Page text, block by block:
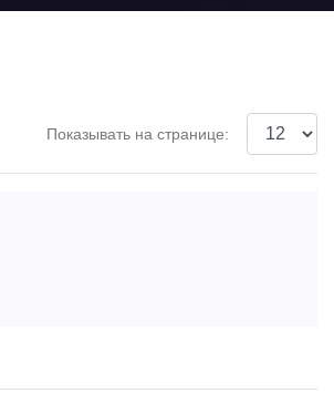
Показывать на странице: